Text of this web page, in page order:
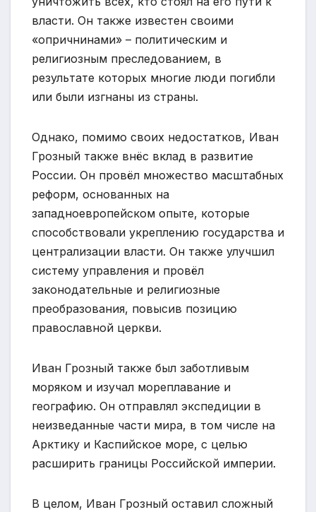
власти. Он также известен своими
«опричнинами» – политическим и
религиозным преследованием, в
результате которых многие люди погибли
или были изгнаны из страны.
Однако, помимо своих недостатков, Иван
Грозный также внёс вклад в развитие
России. Он провёл множество масштабных
реформ, основанных на
западноевропейском опыте, которые
способствовали укреплению государства и
централизации власти. Он также улучшил
систему управления и провёл
законодательные и религиозные
преобразования, повысив позицию
православной церкви.
Иван Грозный также был заботливым
моряком и изучал мореплавание и
географию. Он отправлял экспедиции в
неизведанные части мира, в том числе на
Арктику и Каспийское море, с целью
расширить границы Российской империи.
В целом, Иван Грозный оставил сложный